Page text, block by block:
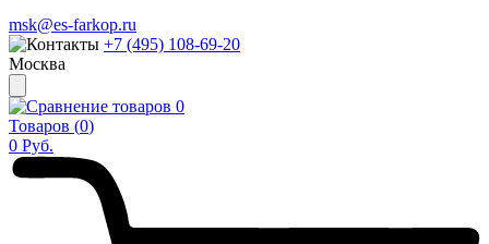
msk@es-farkop.ru
+7 (495) 108-69-20
Москва
0
Товаров (0)
0 Руб.